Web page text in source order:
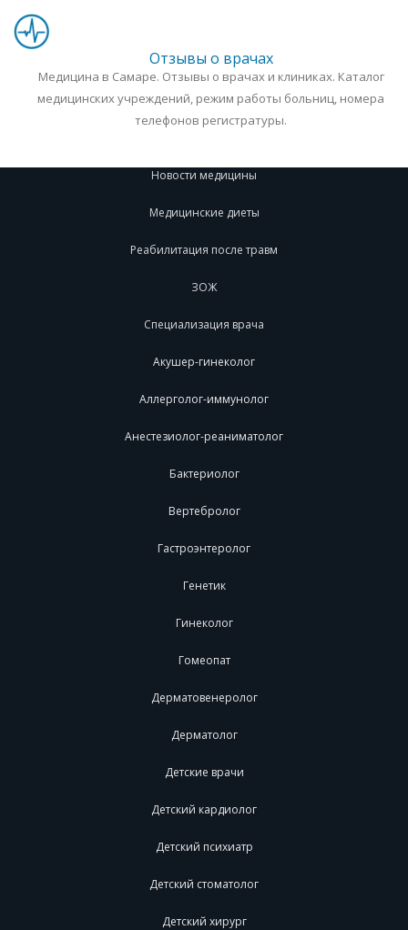
Отзывы о врачах
Медицина в Самаре. Отзывы о врачах и клиниках. Каталог
медицинских учреждений, режим работы больниц, номера
телефонов регистратуры.
Новости медицины
Медицинские диеты
Реабилитация после травм
ЗОЖ
Специализация врача
Акушер-гинеколог
Аллерголог-иммунолог
Анестезиолог-реаниматолог
Бактериолог
Вертебролог
Гастроэнтеролог
Генетик
Гинеколог
Гомеопат
Дерматовенеролог
Дерматолог
Детские врачи
Детский кардиолог
Детский психиатр
Детский стоматолог
Детский хирург